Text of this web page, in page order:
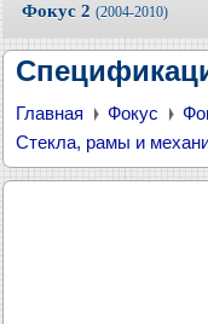
Фокус 2 (2004-2010)
Главная Фокус
Стекла, рамы и